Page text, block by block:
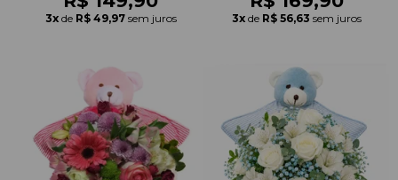
3x de R$ 49,97 sem juros 3x de R$ 56,63 sem juros